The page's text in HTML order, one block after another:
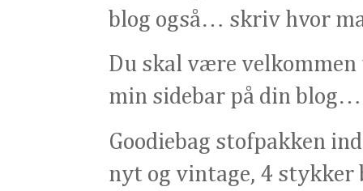
blog også… skriv hvor
Du skal være
min sidebar på din blog…
Goodiebag stofpakken
nyt og vintage, 4 stykker